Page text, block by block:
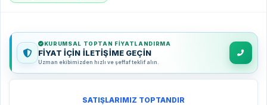
KURUMSAL TOPTAN FIYATLANDIRMA
FİYAT İÇİN İLETİŞİME GEÇİN
Uzman ekibimizden hızlı ve şeffaf teklif alın.
SATIŞLARIMIZ TOPTANDIR